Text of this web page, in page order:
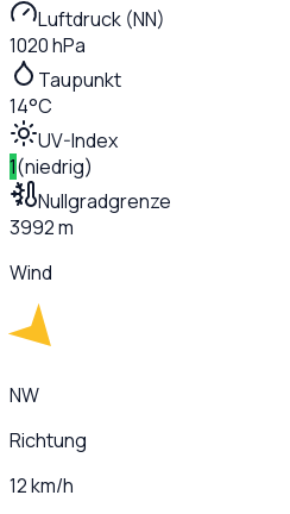
Luftdruck (NN)
1020 hPa
Taupunkt
14°C
UV-Index
1(niedrig)
Nullgradgrenze
3992 m
Wind
NW
Richtung
12 km/h